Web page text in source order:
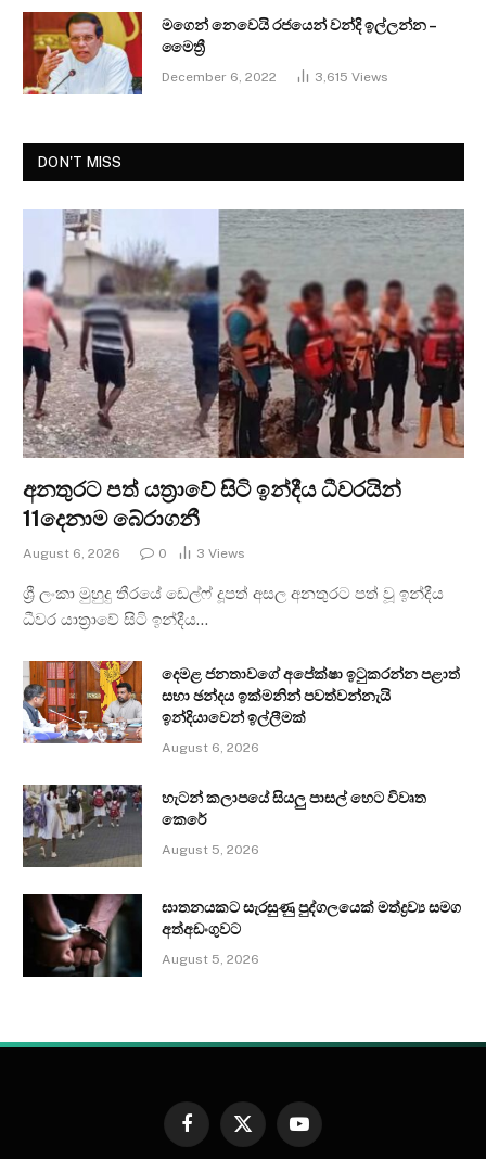
මගෙන් නෙවෙයි රජයෙන් වන්දි ඉල්ලන්න –
මෛත්‍රී
December 6, 2022 3,615 Views
DON'T MISS
අනතුරට පත් යත්‍රාවේ සිටි ඉන්දීය ධීවරයින්
11දෙනාම බේරාගනී
August 6, 2026 0 3 Views
ශ්‍රී ලංකා මුහුදු තීරයේ ඩෙල්ෆ් දූපත් අසල අනතුරට පත් වූ ඉන්දීය
ධීවර යාත්‍රාවේ සිටි ඉන්දීය…
දෙමළ ජනතාවගේ අපේක්ෂා ඉටුකරන්න පළාත්
සභා ඡන්දය ඉක්මනින් පවත්වන්නැයි
ඉන්දියාවෙන් ඉල්ලීමක්
August 6, 2026
හැටන් කලාපයේ සියලු පාසල් හෙට විවෘත
කෙරේ
August 5, 2026
ඝාතනයකට සැරසුණු පුද්ගලයෙක් මත්ද්‍රව්‍ය සමග
අත්අඩංගුවට
August 5, 2026
Facebook
X
YouTube